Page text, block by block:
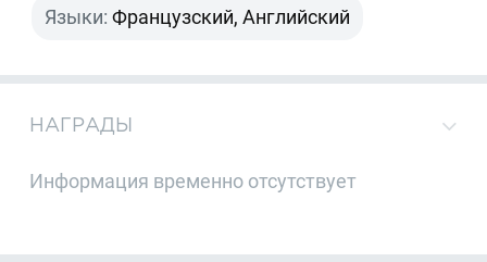
Языки: Французский, Английский
НАГРАДЫ
Информация временно отсутствует